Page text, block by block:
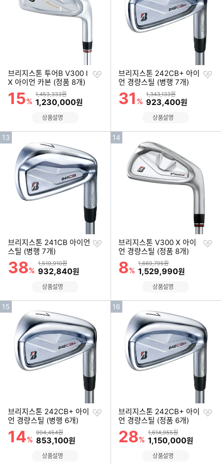
브리지스톤 투어B V300 I
X 아이언 카본 (정품 8개)
할인률
15%
상품금액
1,453,333원
할인금액
1,230,000원
찜
상품설명
브리지스톤 242CB+ 아이
언 경량스틸 (병행 7개)
할인률
31 %
상품금액
1,343,133원
할인금액
923,400원
찜
상품설명
인
13
브리지스톤 241CB 아이언
스틸 (병행 7개)
할인률
38%
상품금액
1,519,910원
할인금액
932,840원
찜
상품설명
인
14
브리지스톤 V300 X 아이
언 경량스틸 (정품 8개)
할인률
8%
상품금액
1,669,795원
할인금액
1,529,990원
찜
상품설명
인
15
브리지스톤 242CB+ 아이
언 경량스틸 (병행 6개)
할인률
14%
상품금액
994,454원
할인금액
853,100원
찜
상품설명
인
16
브리지스톤 242CB+ 아이
언 경량스틸 (정품 6개)
할인률
28%
상품금액
1,614,955원
할인금액
1,150,000원
찜
상품설명